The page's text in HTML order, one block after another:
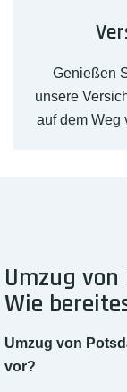
Genießen
unsere
auf dem Weg
Umzug
Wie
Umzug von
vor?